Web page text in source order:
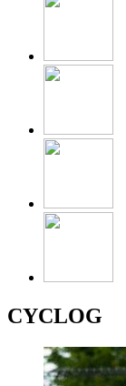
CYCLOG